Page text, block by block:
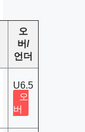
오
버/
언더
U6.5
오
버